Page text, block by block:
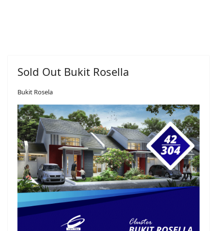
Sold Out Bukit Rosella
Bukit Rosela